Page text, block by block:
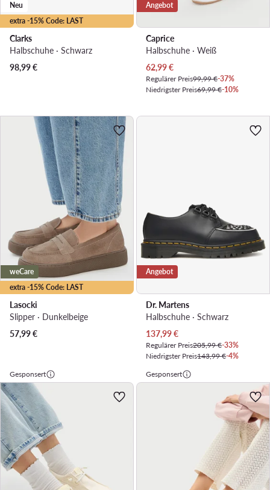
extra -15% Code: LAST
Neu
Clarks
Halbschuhe · Schwarz
98,99€
Angebot
Caprice
Halbschuhe · Weiß
Aktueller Preis
62,99€
Regulärer Preis99,99 €-37%
Niedrigster Preis69,99 €-10%
extra -15% Code: LAST
weCare
Lasocki
Slipper · Dunkelbeige
57,99€
Angebot
Dr. Martens
Halbschuhe · Schwarz
Aktueller Preis
137,99€
Regulärer Preis205,99 €-33%
Niedrigster Preis143,99 €-4%
Gesponsert
Gesponsert